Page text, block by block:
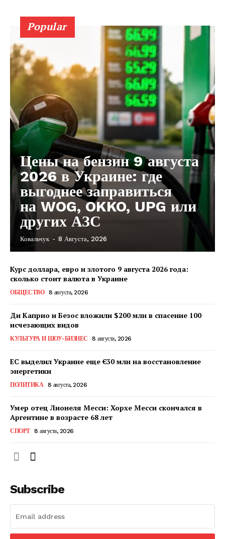
КавПолит
Popular
Цены на бензин 9 августа
2026 в Украине: где
выгоднее заправиться
на WOG, OKKO, UPG или
других АЗС
Ковальчук - 8 Августа, 2026
Курс доллара, евро и злотого 9 августа 2026 года:
сколько стоит валюта в Украине
ОБЩЕСТВО 8 августа, 2026
Ди Каприо и Безос вложили $200 млн в спасение 100
исчезающих видов
КУЛЬТУРА И ШОУ-БИЗНЕС 8 августа, 2026
ЕС выделил Украине еще €30 млн на восстановление
энергетики
ПОЛИТИКА 8 августа, 2026
Умер отец Лионеля Месси: Хорхе Месси скончался в
Аргентине в возрасте 68 лет
СПОРТ 8 августа, 2026
Subscribe